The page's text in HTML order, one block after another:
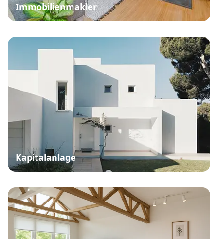
Immobilienmakler
Kapitalanlage